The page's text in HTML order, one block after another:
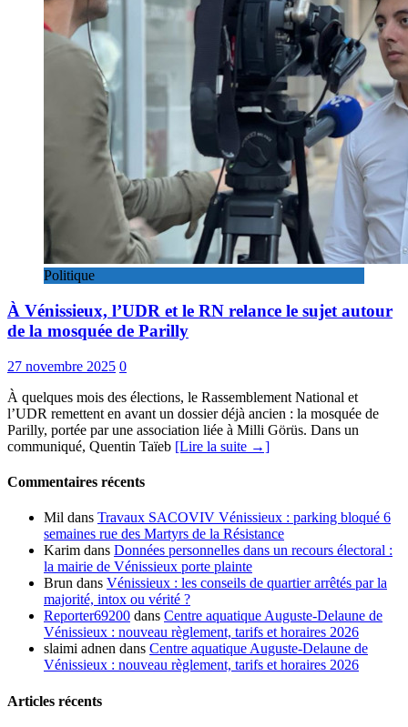
Politique
À Vénissieux, l’UDR et le RN relance le sujet autour
de la mosquée de Parilly
27 novembre 2025 0
À quelques mois des élections, le Rassemblement National et
l’UDR remettent en avant un dossier déjà ancien : la mosquée de
Parilly, portée par une association liée à Milli Görüs. Dans un
communiqué, Quentin Taïeb [Lire la suite →]
Commentaires récents
Mil dans Travaux SACOVIV Vénissieux : parking bloqué 6
semaines rue des Martyrs de la Résistance
Karim dans Données personnelles dans un recours électoral :
la mairie de Vénissieux porte plainte
Brun dans Vénissieux : les conseils de quartier arrêtés par la
majorité, intox ou vérité ?
Reporter69200 dans Centre aquatique Auguste-Delaune de
Vénissieux : nouveau règlement, tarifs et horaires 2026
slaimi adnen dans Centre aquatique Auguste-Delaune de
Vénissieux : nouveau règlement, tarifs et horaires 2026
Articles récents